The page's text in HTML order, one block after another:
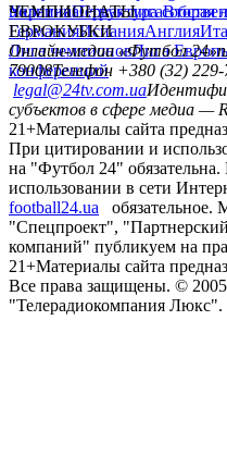
политикаСтруктура
УкраинаПервая лигаВторая
ЧЕМПИОНАТЫ
ГерманияИспанияАнглия
ЕВРОКУБКИ
Лига чемпионовЛига
конференций
Онлайн-медиа «Футбол 24»
79008Телефон +380 (32) 229-
legal@24tv.com.ua
субъектов в сфере медиа —
21+Материалы сайта
При цитировании и
на "Футбол 24"
использовании в сети
football24.ua
обязательное.
"Спецпроект",
компаний" публикуем на
21+Материалы сайта
Все права защищены. ©
"Телерадиокомпания